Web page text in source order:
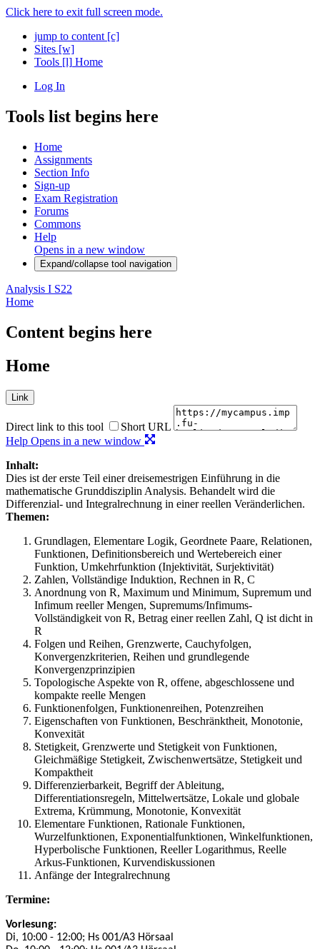
Click here to exit full screen mode.
jump to content [c]
Sites [w]
Tools [l] Home
Log In
Tools list begins here
Home
Assignments
Section Info
Sign-up
Exam Registration
Forums
Commons
Help
Opens in a new window
Expand/collapse tool navigation
Analysis I S22
Home
Content begins here
Home
Link
Direct link to this tool
Short URL
Help Opens in a new window
Inhalt:
Dies ist der erste Teil einer dreisemestrigen Einführung in die
mathematische Grunddisziplin Analysis. Behandelt wird die
Differenzial- und Integralrechnung in einer reellen Veränderlichen.
Themen:
Grundlagen, Elementare Logik, Geordnete Paare, Relationen,
Funktionen, Definitionsbereich und Wertebereich einer
Funktion, Umkehrfunktion (Injektivität, Surjektivität)
Zahlen, Vollständige Induktion, Rechnen in R, C
Anordnung von R, Maximum und Minimum, Supremum und
Infimum reeller Mengen, Supremums/Infimums-
Vollständigkeit von R, Betrag einer reellen Zahl, Q ist dicht in
R
Folgen und Reihen, Grenzwerte, Cauchyfolgen,
Konvergenzkriterien, Reihen und grundlegende
Konvergenzprinzipien
Topologische Aspekte von R, offene, abgeschlossene und
kompakte reelle Mengen
Funktionenfolgen, Funktionenreihen, Potenzreihen
Eigenschaften von Funktionen, Beschränktheit, Monotonie,
Konvexität
Stetigkeit, Grenzwerte und Stetigkeit von Funktionen,
Gleichmäßige Stetigkeit, Zwischenwertsätze, Stetigkeit und
Kompaktheit
Differenzierbarkeit, Begriff der Ableitung,
Differentiationsregeln, Mittelwertsätze, Lokale und globale
Extrema, Krümmung, Monotonie, Konvexität
Elementare Funktionen, Rationale Funktionen,
Wurzelfunktionen, Exponentialfunktionen, Winkelfunktionen,
Hyperbolische Funktionen, Reeller Logarithmus, Reelle
Arkus-Funktionen, Kurvendiskussionen
Anfänge der Integralrechnung
Termine:
Vorlesung:
Di, 10:00 - 12:00; Hs 001/A3 Hörsaal